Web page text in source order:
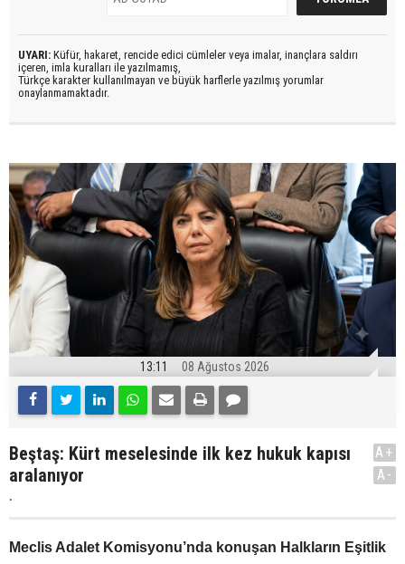
UYARI: Küfür, hakaret, rencide edici cümleler veya imalar, inançlara saldırı
içeren, imla kuralları ile yazılmamış,
Türkçe karakter kullanılmayan ve büyük harflerle yazılmış yorumlar
onaylanmamaktadır.
13:11 08 Ağustos 2026
Beştaş: Kürt meselesinde ilk kez hukuk kapısı
aralanıyor
.
A+
A-
Meclis Adalet Komisyonu’nda konuşan Halkların Eşitlik